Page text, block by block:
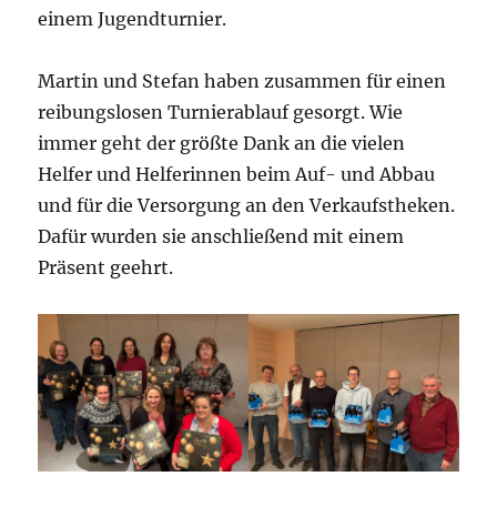
einem Jugendturnier.
Martin und Stefan haben zusammen für einen
reibungslosen Turnierablauf gesorgt. Wie
immer geht der größte Dank an die vielen
Helfer und Helferinnen beim Auf- und Abbau
und für die Versorgung an den Verkaufstheken.
Dafür wurden sie anschließend mit einem
Präsent geehrt.